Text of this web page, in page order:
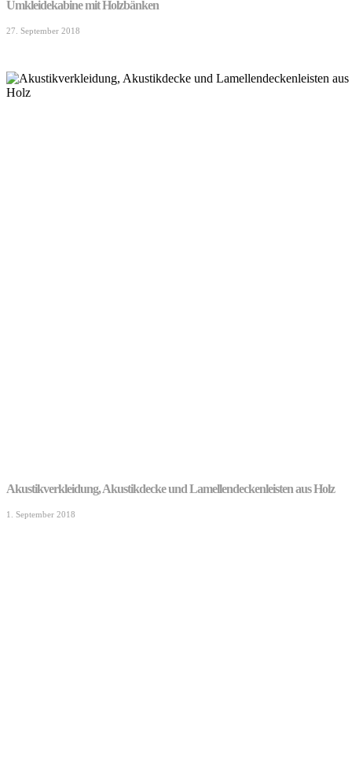
Umkleidekabine mit Holzbänken
27. September 2018
Akustikverkleidung, Akustikdecke und Lamellendeckenleisten aus Holz
1. September 2018